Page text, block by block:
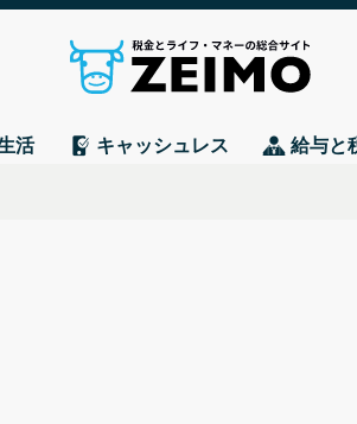
活 キャッシュレス 給与と